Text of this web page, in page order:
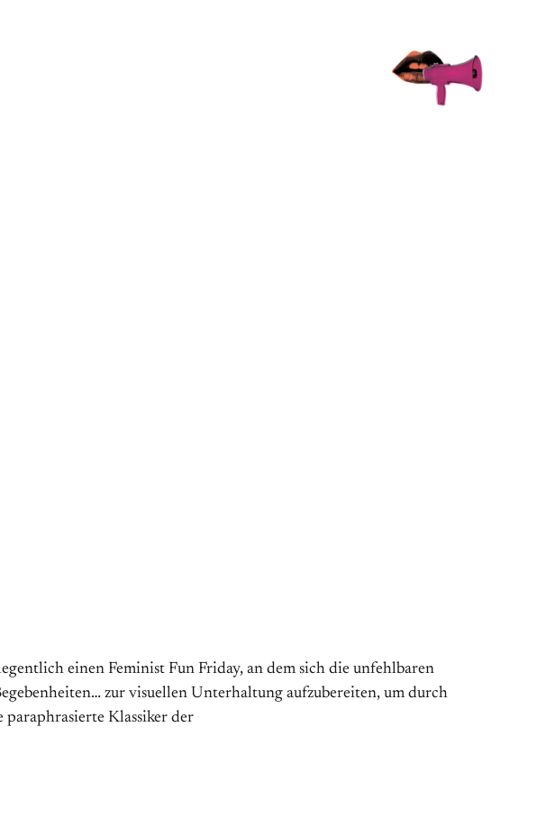
einen Feminist Fun Friday, an dem sich die unfehlbaren
zur visuellen Unterhaltung aufzubereiten, um durch
paraphrasierte Klassiker der